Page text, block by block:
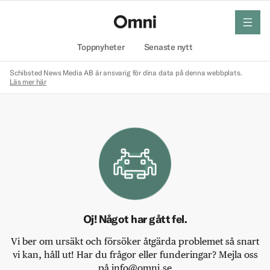
Toppnyheter Senaste nytt
meny
Schibsted News Media AB är ansvarig för dina data på denna webbplats.
Läs mer här
Oj! Något har gått fel.
Vi ber om ursäkt och försöker åtgärda problemet så snart
vi kan, håll ut! Har du frågor eller funderingar? Mejla oss